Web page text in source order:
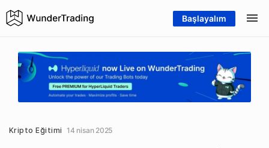
Başlayalım
Kripto Eğitimi 14 nisan 2025